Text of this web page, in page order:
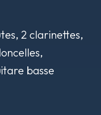
2 clarinettes,
basse